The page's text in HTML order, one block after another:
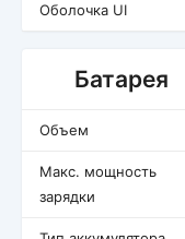
Оболочка UI
Батарея
Объем
Макс. мощность
зарядки